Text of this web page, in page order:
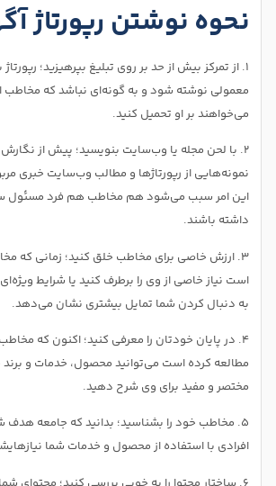
نحوه نوشتن رپورتاژ
۱. از تمرکز بیش از حد بر روی تبلیغ بپرهیزید؛
معمولی نوشته شود و به گونه‌ای نباشد که مخاطب
می‌خواهند بر او تحمیل کنید.
۲. با لحن مجله یا وب‌سایت بنویسید؛ پیش از
نمونه‌هایی از رپورتاژ‌ها و مطالب وب‌سایت خبری
این امر سبب می‌شود هم مخاطب هم فرد مسئول
داشته باشند.
۳. ارزش خاصی برای مخاطب خلق کنید؛ زمانی که
است نیاز خاصی از وی را برطرف کنید یا شرایط ویژه‌ای
به دنبال کردن شما تمایل بیشتری نشان می‌دهد.
۴. در پایان خودتان را معرفی کنید؛ اکنون که
مطالعه کرده‌ است می‌توانید محصول، خدمات و
مختصر و مفید برای وی شرح دهید.
۵. مخاطب خود را بشناسید؛ بدانید که جامعه
افرادی با استفاده از محصول و خدمات شما